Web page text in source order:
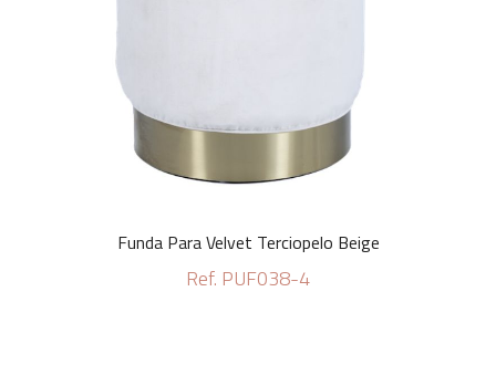
Funda Para Velvet Terciopelo Beige
Ref. PUF038-4